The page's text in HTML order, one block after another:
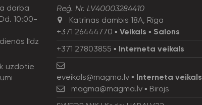
darba
10:00-
līdz
uzdotie
Reģ. Nr. LV40003284410
Katrīnas dambis 18A, Rīga
+371 26444770 ▪ Veikals ▪ Salons
+371 27803855 ▪ Interneta veikals
eveikals@magma.lv ▪ Interneta veikals
magma@magma.lv▪ Birojs